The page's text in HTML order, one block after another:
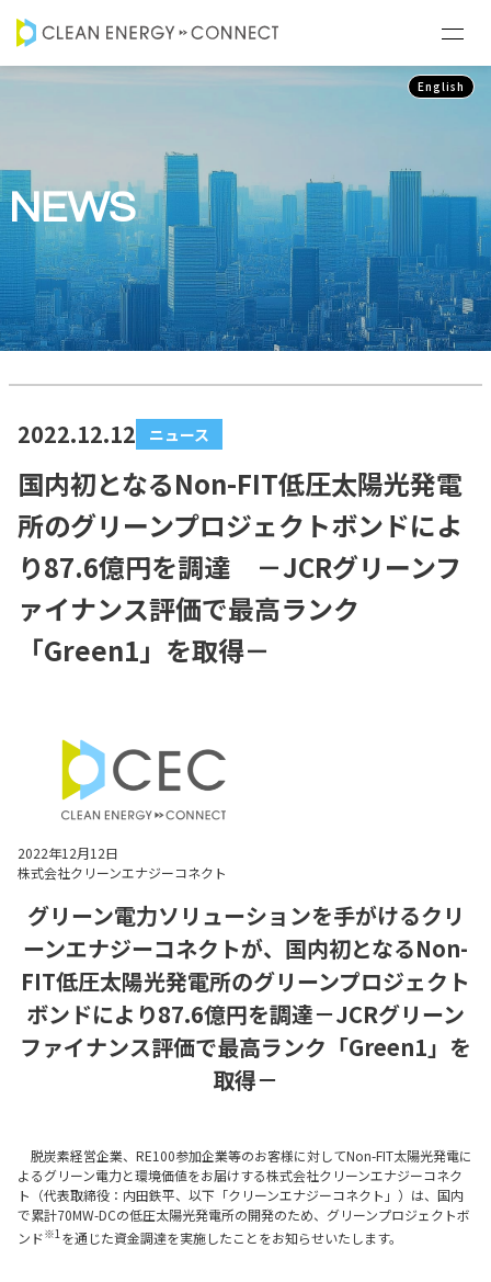
English
NEWS
2022.12.12 ニュース
国内初となるNon-FIT低圧太陽光発電
所のグリーンプロジェクトボンドによ
り87.6億円を調達 －JCRグリーンフ
ァイナンス評価で最高ランク
「Green1」を取得－
2022年12月12日
株式会社クリーンエナジーコネクト
グリーン電力ソリューションを手がけるクリ
ーンエナジーコネクトが、 国内初となるNon-
FIT低圧太陽光発電所のグリーンプロジェクト
ボンドにより87.6億円を調達－JCRグリーン
ファイナンス評価で最高ランク「Green1」を
取得－
脱炭素経営企業、RE100参加企業等のお客様に対してNon-FIT太陽光発電に
よるグリーン電力と環境価値をお届けする株式会社クリーンエナジーコネク
ト（代表取締役：内田鉄平、以下「クリーンエナジーコネクト」）は、国内
で累計70MW-DCの低圧太陽光発電所の開発のため、グリーンプロジェクトボ
ンド※1 を通じた資⾦調達を実施したことをお知らせいたします。